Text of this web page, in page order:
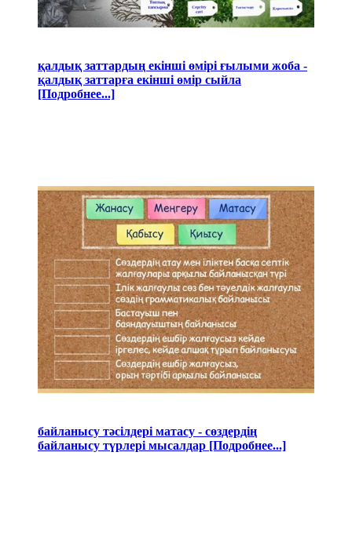
қалдық заттардың екінші өмірі ғылыми жоба -
қалдық заттарға екінші өмір сыйла
[Подробнее...]
байланысу тәсілдері матасу - сөздердің
байланысу түрлері мысалдар [Подробнее...]